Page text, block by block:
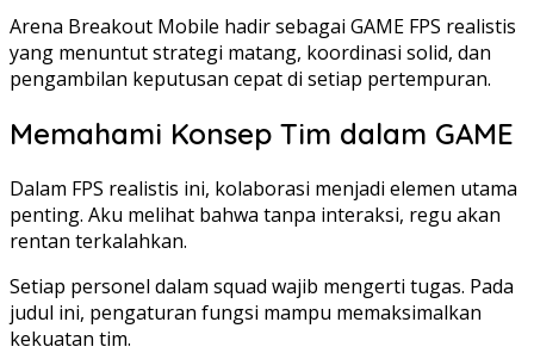
Arena Breakout Mobile hadir sebagai GAME FPS realistis
yang menuntut strategi matang, koordinasi solid, dan
pengambilan keputusan cepat di setiap pertempuran.
Memahami Konsep Tim dalam GAME
Dalam FPS realistis ini, kolaborasi menjadi elemen utama
penting. Aku melihat bahwa tanpa interaksi, regu akan
rentan terkalahkan.
Setiap personel dalam squad wajib mengerti tugas. Pada
judul ini, pengaturan fungsi mampu memaksimalkan
kekuatan tim.